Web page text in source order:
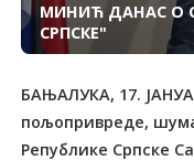
МИНИЋ ДАНАС О
СРПСКЕ"
БАЊАЛУКА, 17.
пољопривреде,
Републике Српске